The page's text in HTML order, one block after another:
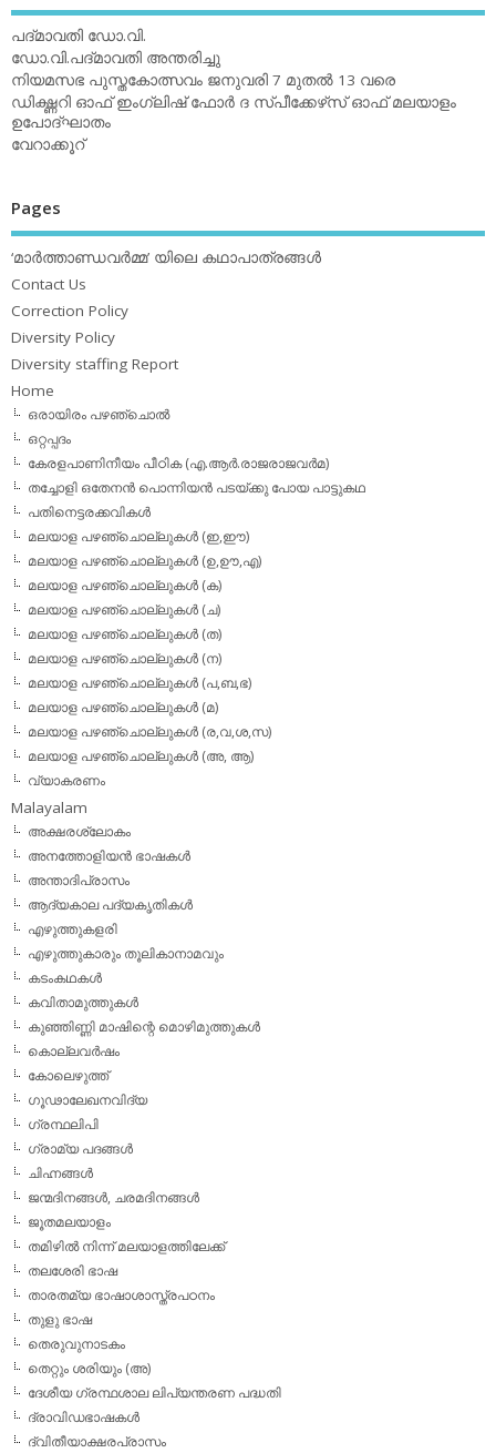
പദ്മാവതി ഡോ.വി.
ഡോ.വി.പദ്മാവതി അന്തരിച്ചു
നിയമസഭ പുസ്തകോത്സവം ജനുവരി 7 മുതല്‍ 13 വരെ
ഡിക്ഷ്ണറി ഓഫ് ഇംഗ്ലിഷ് ഫോര്‍ ദ സ്പീക്കേഴ്‌സ് ഓഫ് മലയാളം
ഉപോദ്ഘാതം
വേറാക്കൂറ്
Pages
‘മാര്‍ത്താണ്ഡവര്‍മ്മ’ യിലെ കഥാപാത്രങ്ങള്‍
Contact Us
Correction Policy
Diversity Policy
Diversity staffing Report
Home
ഒരായിരം പഴഞ്ചൊല്‍
ഒറ്റപ്പദം
കേരളപാണിനീയം പീഠിക (എ.ആര്‍.രാജരാജവര്‍മ)
തച്ചോളി ഒതേനൻ പൊന്നിയൻ പടയ്‌ക്കു പോയ പാട്ടുകഥ
പതിനെട്ടരക്കവികള്‍
മലയാള പഴഞ്ചൊല്ലുകള്‍ (ഇ,ഈ)
മലയാള പഴഞ്ചൊല്ലുകള്‍ (ഉ,ഊ,എ)
മലയാള പഴഞ്ചൊല്ലുകള്‍ (ക)
മലയാള പഴഞ്ചൊല്ലുകള്‍ (ച)
മലയാള പഴഞ്ചൊല്ലുകള്‍ (ത)
മലയാള പഴഞ്ചൊല്ലുകള്‍ (ന)
മലയാള പഴഞ്ചൊല്ലുകള്‍ (പ,ബ,ഭ)
മലയാള പഴഞ്ചൊല്ലുകള്‍ (മ)
മലയാള പഴഞ്ചൊല്ലുകള്‍ (ര,വ,ശ,സ)
മലയാള പഴഞ്ചൊല്ലുകൾ (അ, ആ)
വ്യാകരണം
Malayalam
അക്ഷരശ്ലോകം
അനത്തോളിയന്‍ ഭാഷകള്‍
അന്താദിപ്രാസം
ആദ്യകാല പദ്യകൃതികള്‍
എഴുത്തുകളരി
എഴുത്തുകാരും തൂലികാനാമവും
കടംകഥകള്‍
കവിതാമുത്തുകള്‍
കുഞ്ഞിണ്ണി മാഷിന്റെ മൊഴിമുത്തുകള്‍
കൊല്ലവര്‍ഷം
കോലെഴുത്ത്
ഗൂഢാലേഖനവിദ്യ
ഗ്രന്ഥലിപി
ഗ്രാമ്യ പദങ്ങള്‍
ചിഹ്നങ്ങള്‍
ജന്മദിനങ്ങള്‍, ചരമദിനങ്ങള്‍
ജൂതമലയാളം
തമിഴില്‍ നിന്ന് മലയാളത്തിലേക്ക്
തലശേരി ഭാഷ
താരതമ്യ ഭാഷാശാസ്ത്രപഠനം
തുളു ഭാഷ
തെരുവുനാടകം
തെറ്റും ശരിയും (അ)
ദേശീയ ഗ്രന്ഥശാല ലിപ്യന്തരണ പദ്ധതി
ദ്രാവിഡഭാഷകള്‍
ദ്വിതീയാക്ഷരപ്രാസം